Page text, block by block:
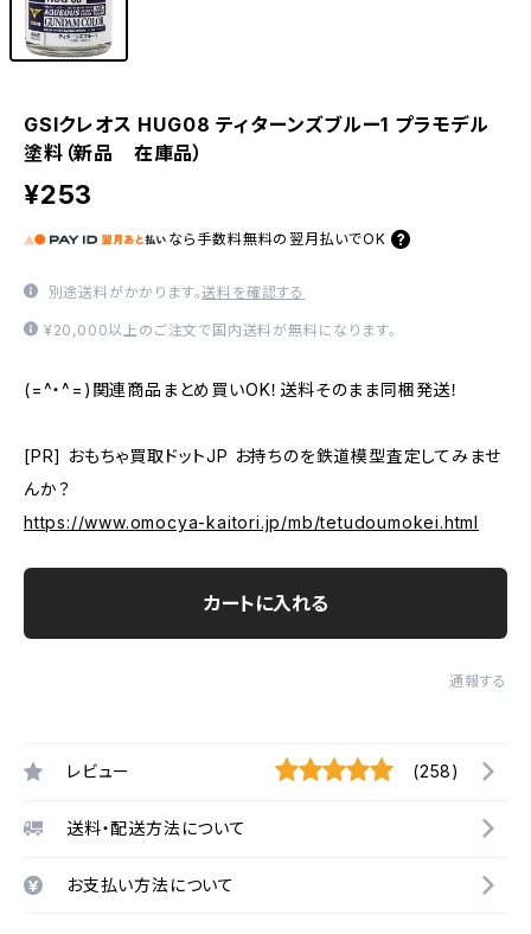
GSIクレオス HUG08 ティターンズブルー1 プラモデル
塗料（新品 在庫品）
¥253
なら 手数料無料の 翌月払いでOK
別途送料がかかります。送料を確認する
¥20,000以上のご注文で国内送料が無料になります。
(=^・^=)関連商品まとめ買いOK！送料そのまま同梱発送！
[PR] おもちゃ買取ドットJP お持ちのを鉄道模型査定してみませ
んか？
https://www.omocya-kaitori.jp/mb/tetudoumokei.html
カートに入れる
通報する
レビュー (258)
送料・配送方法について
お支払い方法について